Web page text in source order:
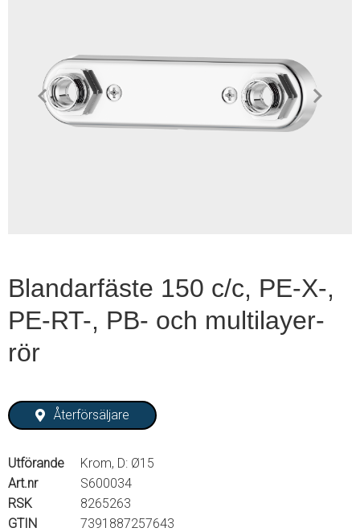
Blandarfäste 150 c/c, PE-X-,
PE-RT-, PB- och multilayer-
rör
Återförsäljare
Utförande
Krom, D: Ø15
Art.nr
S600034
RSK
8265263
GTIN
7391887257643